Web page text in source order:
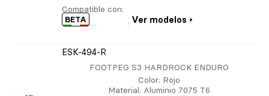
Compatible con:
BETA
Ver modelos
ESK-494-R
FOOTPEG S3 HARDROCK ENDURO
Color: Rojo
Material: Aluminio 7075 T6